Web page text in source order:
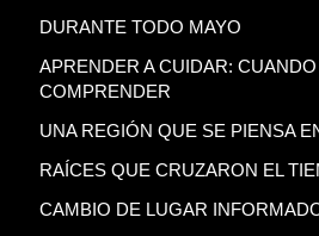
DURANTE TODO MAYO
APRENDER A CUIDAR:
COMPRENDER
UNA REGIÓN QUE SE PIENSA
RAÍCES QUE CRUZARON EL
CAMBIO DE LUGAR